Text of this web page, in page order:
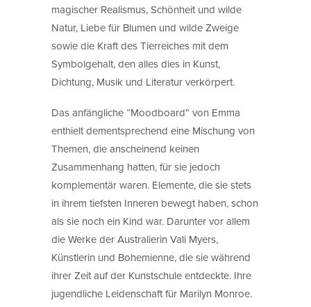
magischer Realismus, Schönheit und wilde
Natur, Liebe für Blumen und wilde Zweige
sowie die Kraft des Tierreiches mit dem
Symbolgehalt, den alles dies in Kunst,
Dichtung, Musik und Literatur verkörpert.
Das anfängliche “Moodboard” von Emma
enthielt dementsprechend eine Mischung von
Themen, die anscheinend keinen
Zusammenhang hatten, für sie jedoch
komplementär waren. Elemente, die sie stets
in ihrem tiefsten Inneren bewegt haben, schon
als sie noch ein Kind war. Darunter vor allem
die Werke der Australierin Vali Myers,
Künstlerin und Bohemienne, die sie während
ihrer Zeit auf der Kunstschule entdeckte. Ihre
jugendliche Leidenschaft für Marilyn Monroe.